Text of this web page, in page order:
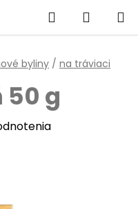
Hľadať
KOŠÍK
byliny / na tráviaci
50 g